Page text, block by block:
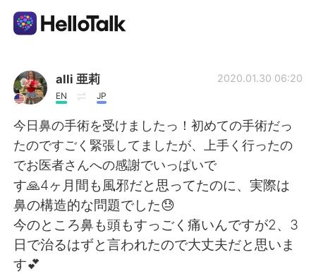
Language Exchange App
AI Grammar Checker
English
简体中文 繁體中文
Español العربية
alli 亜莉
EN JP
2020.01.30 06:20
今日鼻の手術を受けましたっ！初めての手術だっ
たのですごく緊張してましたが、上手く行ったの
でお医者さんへの感謝でいっぱいで
す🙏4ヶ月間も風邪だと思ってたのに、実際は
鼻の構造的な問題でした😓
今のところ鼻も頭もすっごく痛いんですが2、3
日で治るはずと言われたので大丈夫だと思いま
す💕